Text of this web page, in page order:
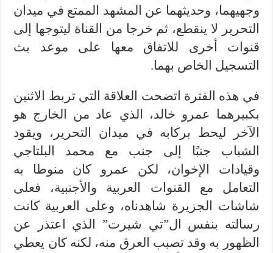
وجهيهما، وحديثهما عن المشهد الممتع في ميدان
التحرير لا ينقطع، ثم خرجا من القناة ليتوجها إلى
قنوات أخرى للاتفاق معها على موعد بث
التسجيل الخاص بهما.
في هذه الفترة اتضحت العلاقة التي تربط الاثنين
بكبيرهما عمرو خالد، الذي عاد من الخارج هو
الآخر ليحط بركابه في ميدان التحرير، ويقود
الشباب جنبًا إلى جنب مع محمد البلتاجي
وقيادات الإخوان، لكن عمرو كان منوطا به
التعامل مع القنوات العربية والأجنبية، فعلى
شاشات الجزيرة شاهدناه، وعلى العربية كانت
رسالته بنفس ال”تي شيرت” الذي اعتذر عن
الظهور به وقد تصبب العرق منه، لكنه كان يعطي